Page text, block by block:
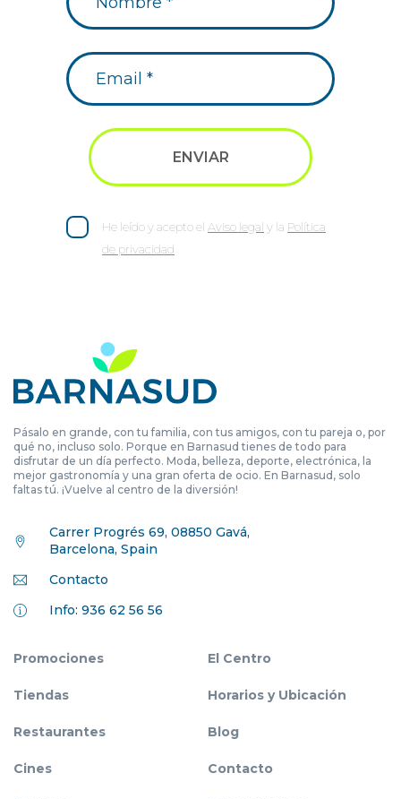
He leído y acepto el Aviso legal y la Política
de privacidad
Pásalo en grande, con tu familia, con tus amigos, con tu pareja o, por
qué no, incluso solo. Porque en Barnasud tienes de todo para
disfrutar de un día perfecto. Moda, belleza, deporte, electrónica, la
mejor gastronomía y una gran oferta de ocio. En Barnasud, solo
faltas tú. ¡Vuelve al centro de la diversión!
Carrer Progrés 69, 08850 Gavá,
Barcelona, Spain
Contacto
Info: 936 62 56 56
Promociones
Tiendas
Restaurantes
Cines
El Centro
Horarios y Ubicación
Blog
Contacto